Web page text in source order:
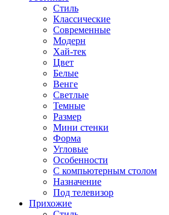
Стиль
Классические
Современные
Модерн
Хай-тек
Цвет
Белые
Венге
Светлые
Темные
Размер
Мини стенки
Форма
Угловые
Особенности
С компьютерным столом
Назначение
Под телевизор
Прихожие